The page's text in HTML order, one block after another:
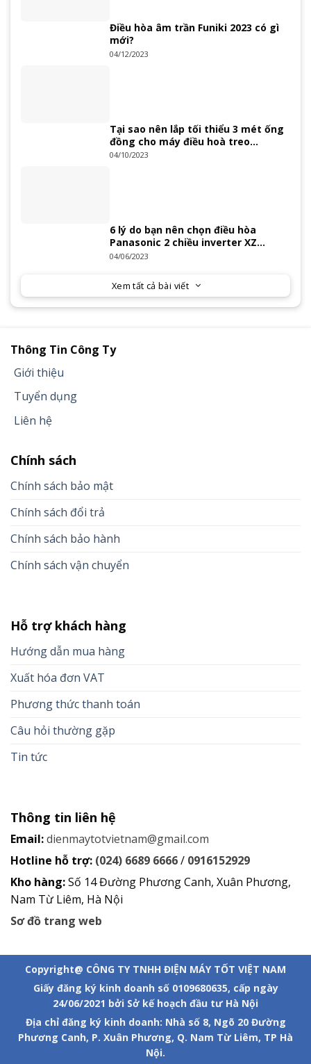
Điều hòa âm trần Funiki 2023 có gì
mới?
04/12/2023
Tại sao nên lắp tối thiểu 3 mét ống
đồng cho máy điều hoà treo
tường?
04/10/2023
6 lý do bạn nên chọn điều hòa
Panasonic 2 chiều inverter XZ
Series 2023
04/06/2023
Xem tất cả bài viết
Thông Tin Công Ty
Giới thiệu
Tuyển dụng
Liên hệ
Chính sách
Chính sách bảo mật
Chính sách đổi trả
Chính sách bảo hành
Chính sách vận chuyển
Hỗ trợ khách hàng
Hướng dẫn mua hàng
Xuất hóa đơn VAT
Phương thức thanh toán
Câu hỏi thường gặp
Tin tức
Thông tin liên hệ
Email:dienmaytotvietnam@gmail.com
Hotline hỗ trợ: (024) 6689 6666/ 0916152929
Kho hàng:Số 14 Đường Phương Canh, Xuân Phương,
Nam Từ Liêm, Hà Nội
Sơ đồ trang web
Copyright@ CÔNG TY TNHH ĐIỆN MÁY TỐT VIỆT NAM
Giấy đăng ký kinh doanh số 0109680635, cấp ngày
24/06/2021 bởi Sở kế hoạch đầu tư Hà Nội
Địa chỉ đăng ký kinh doanh: Nhà số 8, Ngõ 20 Đường
Phương Canh, P. Xuân Phương, Q. Nam Từ Liêm, TP Hà
Nội.